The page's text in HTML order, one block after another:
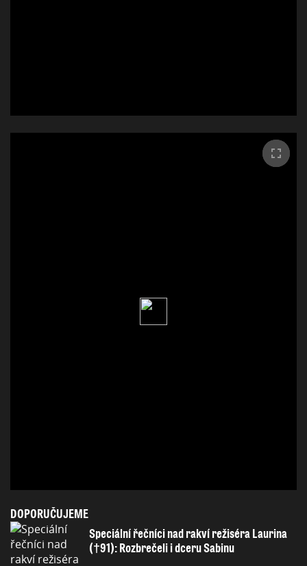
DOPORUČUJEME
Speciální řečníci nad rakví režiséra Laurina
(†91): Rozbrečeli i dceru Sabinu